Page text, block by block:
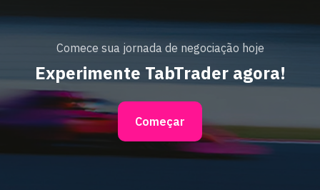
Comece sua jornada de negociação hoje
Experimente TabTrader agora!
Começar